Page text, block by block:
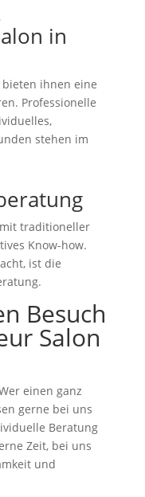
in
ihnen eine
Professionelle
stehen im
traditioneller
Know-how.
ist die
Besuch
Salon
einen ganz
gerne bei uns
Beratung
Zeit, bei uns
und